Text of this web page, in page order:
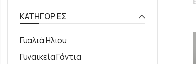
ΚΑΤΗΓΟΡΊΕΣ
Γυαλιά Ηλίου
Γυναικεία Γάντια